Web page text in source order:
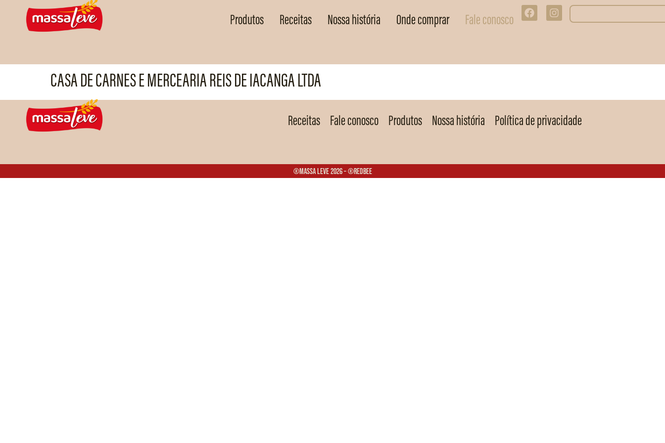
Produtos Receitas Nossa história Onde comprar Fale conosco
CASA DE CARNES E MERCEARIA REIS DE IACANGA LTDA
Receitas Fale conosco Produtos Nossa história Política de privacidade
®Massa Leve 2026 – ®Redbee